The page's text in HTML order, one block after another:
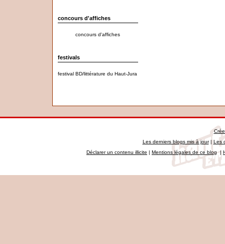
concours d'affiches
concours d'affiches
festivals
festival BD/littérature du Haut-Jura
Les derniers blogs mis à jour|Les
Déclarer un contenu illicite | Mentions légales de ce blog|